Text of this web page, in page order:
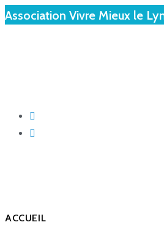
Association Vivre Mieux le
ACCUEIL